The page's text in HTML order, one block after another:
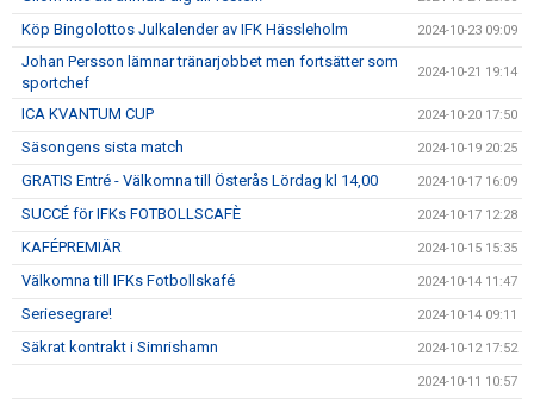
Köp Bingolottos Julkalender av IFK Hässleholm 2024-10-23 09:09
Johan Persson lämnar tränarjobbet men fortsätter som
sportchef
2024-10-21 19:14
ICA KVANTUM CUP 2024-10-20 17:50
Säsongens sista match 2024-10-19 20:25
GRATIS Entré - Välkomna till Österås Lördag kl 14,00 2024-10-17 16:09
SUCCÉ för IFKs FOTBOLLSCAFÈ 2024-10-17 12:28
KAFÉPREMIÄR 2024-10-15 15:35
Välkomna till IFKs Fotbollskafé 2024-10-14 11:47
Seriesegrare! 2024-10-14 09:11
Säkrat kontrakt i Simrishamn 2024-10-12 17:52
2024-10-11 10:57